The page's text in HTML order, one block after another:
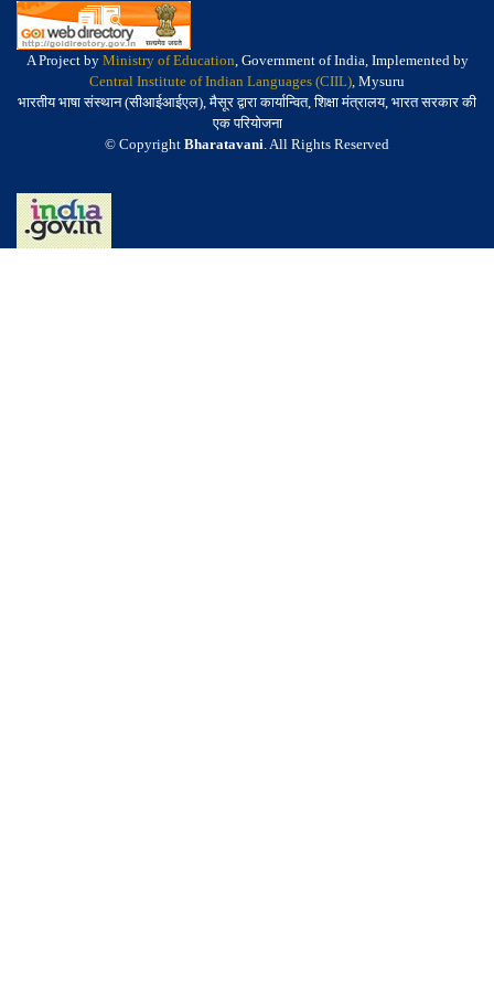
A Project by Ministry of Education, Government of India, Implemented by
Central Institute of Indian Languages (CIIL), Mysuru
भारतीय भाषा संस्थान (सीआईआईएल), मैसूर द्वारा कार्यान्वित, शिक्षा मंत्रालय, भारत सरकार की
एक परियोजना
© Copyright Bharatavani. All Rights Reserved